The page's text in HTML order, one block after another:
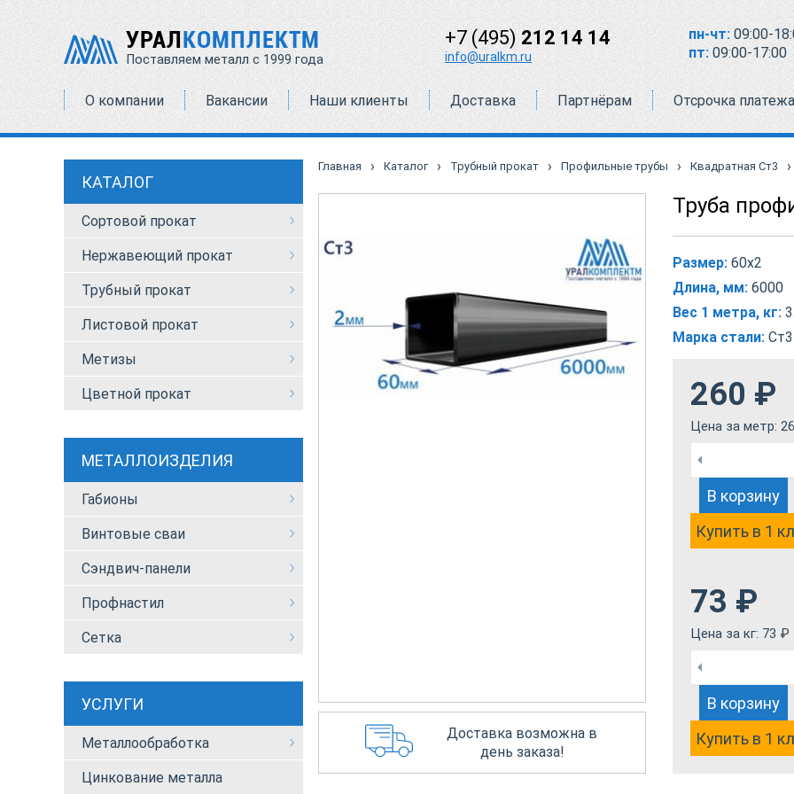
УРАЛКОМПЛЕКТМ
Поставляем металл с 1999 года
+7 (495) 212 14 14
info@uralkm.ru
пн-чт: 09:00-
пт: 09:00-17:00
О компании Вакансии Наши клиенты Доставка Партнёрам Отсрочка платежа
КАТАЛОГ
Сортовой прокат
Нержавеющий прокат
Трубный прокат
Листовой прокат
Метизы
Цветной прокат
МЕТАЛЛОИЗДЕЛИЯ
Габионы
Винтовые сваи
Сэндвич-панели
Профнастил
Сетка
УСЛУГИ
Металлообработка
Цинкование металла
Главная › Каталог › Трубный прокат › Профильные трубы › Квадратная Ст3 ›
Доставка возможна в
день заказа!
Труба
Размер: 60х2
Длина, мм: 6000
Вес 1 метра, кг:
Марка стали: Ст3
260 ₽
Цена за метр:
В корзину
Купить в 1
73 ₽
Цена за кг: 73 ₽
В корзину
Купить в 1